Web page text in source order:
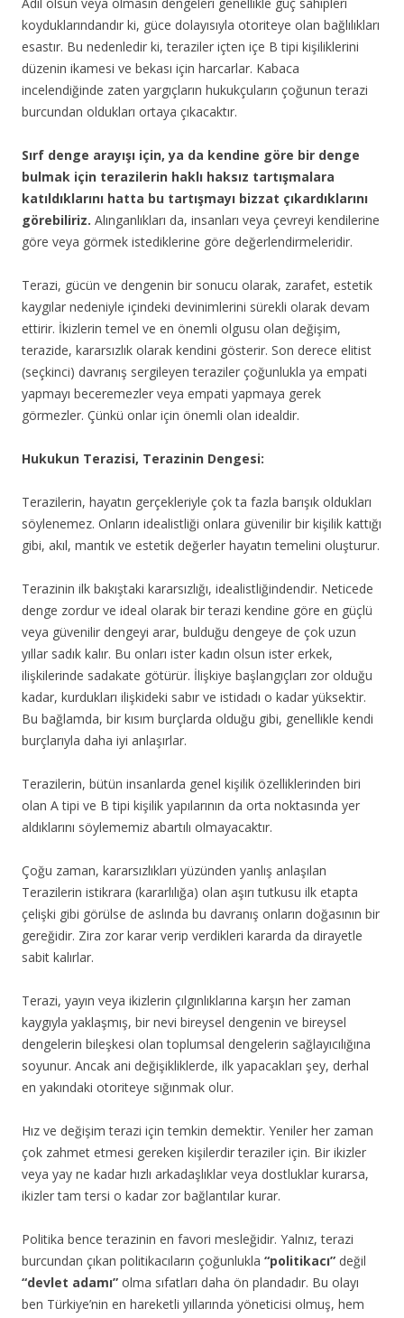
koyduklarındandır ki, güce dolayısıyla otoriteye olan bağlılıkları
esastır. Bu nedenledir ki, teraziler içten içe B tipi kişiliklerini
düzenin ikamesi ve bekası için harcarlar. Kabaca
incelendiğinde zaten yargıçların hukukçuların çoğunun terazi
burcundan oldukları ortaya çıkacaktır.
Sırf denge arayışı için, ya da kendine göre bir denge
bulmak için terazilerin haklı haksız tartışmalara
katıldıklarını hatta bu tartışmayı bizzat çıkardıklarını
görebiliriz. Alınganlıkları da, insanları veya çevreyi kendilerine
göre veya görmek istediklerine göre değerlendirmeleridir.
Terazi, gücün ve dengenin bir sonucu olarak, zarafet, estetik
kaygılar nedeniyle içindeki devinimlerini sürekli olarak devam
ettirir. İkizlerin temel ve en önemli olgusu olan değişim,
terazide, kararsızlık olarak kendini gösterir. Son derece elitist
(seçkinci) davranış sergileyen teraziler çoğunlukla ya empati
yapmayı beceremezler veya empati yapmaya gerek
görmezler. Çünkü onlar için önemli olan idealdir.
Hukukun Terazisi, Terazinin Dengesi:
Terazilerin, hayatın gerçekleriyle çok ta fazla barışık oldukları
söylenemez. Onların idealistliği onlara güvenilir bir kişilik kattığı
gibi, akıl, mantık ve estetik değerler hayatın temelini oluşturur.
Terazinin ilk bakıştaki kararsızlığı, idealistliğindendir. Neticede
denge zordur ve ideal olarak bir terazi kendine göre en güçlü
veya güvenilir dengeyi arar, bulduğu dengeye de çok uzun
yıllar sadık kalır. Bu onları ister kadın olsun ister erkek,
ilişkilerinde sadakate götürür. İlişkiye başlangıçları zor olduğu
kadar, kurdukları ilişkideki sabır ve istidadı o kadar yüksektir.
Bu bağlamda, bir kısım burçlarda olduğu gibi, genellikle kendi
burçlarıyla daha iyi anlaşırlar.
Terazilerin, bütün insanlarda genel kişilik özelliklerinden biri
olan A tipi ve B tipi kişilik yapılarının da orta noktasında yer
aldıklarını söylememiz abartılı olmayacaktır.
Çoğu zaman, kararsızlıkları yüzünden yanlış anlaşılan
Terazilerin istikrara (kararlılığa) olan aşırı tutkusu ilk etapta
çelişki gibi görülse de aslında bu davranış onların doğasının bir
gereğidir. Zira zor karar verip verdikleri kararda da dirayetle
sabit kalırlar.
Terazi, yayın veya ikizlerin çılgınlıklarına karşın her zaman
kaygıyla yaklaşmış, bir nevi bireysel dengenin ve bireysel
dengelerin bileşkesi olan toplumsal dengelerin sağlayıcılığına
soyunur. Ancak ani değişikliklerde, ilk yapacakları şey, derhal
en yakındaki otoriteye sığınmak olur.
Hız ve değişim terazi için temkin demektir. Yeniler her zaman
çok zahmet etmesi gereken kişilerdir teraziler için. Bir ikizler
veya yay ne kadar hızlı arkadaşlıklar veya dostluklar kurarsa,
ikizler tam tersi o kadar zor bağlantılar kurar.
Politika bence terazinin en favori mesleğidir. Yalnız, terazi
burcundan çıkan politikacıların çoğunlukla “politikacı” değil
“devlet adamı” olma sıfatları daha ön plandadır. Bu olayı
ben Türkiye’nin en hareketli yıllarında yöneticisi olmuş, hem